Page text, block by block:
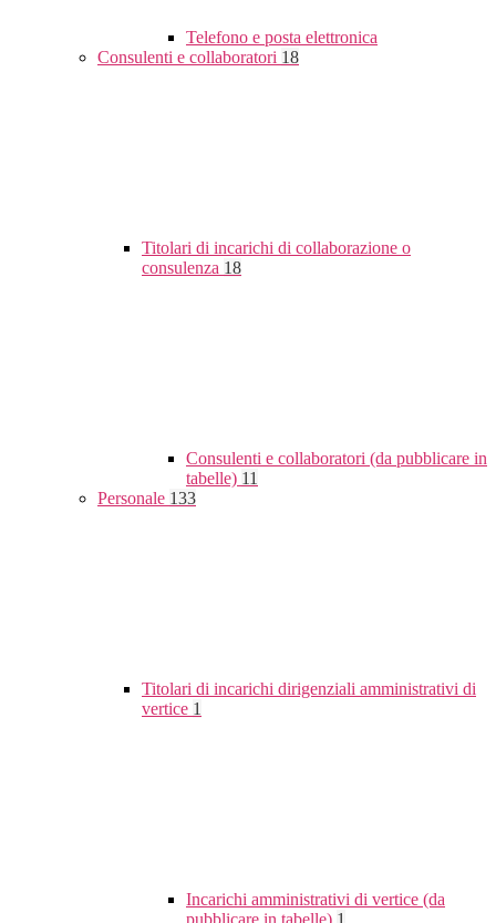
Telefono e posta elettronica
Consulenti e collaboratori 18
Titolari di incarichi di collaborazione o
consulenza 18
Consulenti e collaboratori (da pubblicare in
tabelle) 11
Personale 133
Titolari di incarichi dirigenziali amministrativi di
vertice 1
Incarichi amministrativi di vertice (da